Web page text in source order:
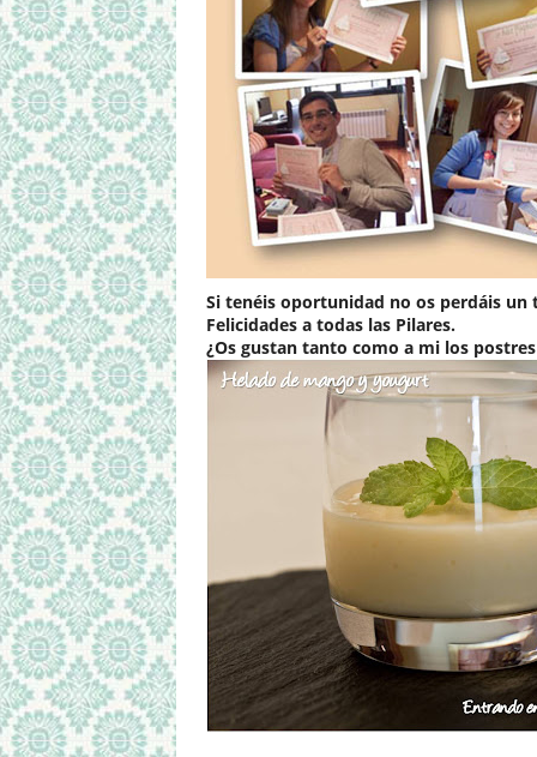
Si tenéis oportunidad no os perdáis un
Felicidades a todas las Pilares.
¿Os gustan tanto como a mi los